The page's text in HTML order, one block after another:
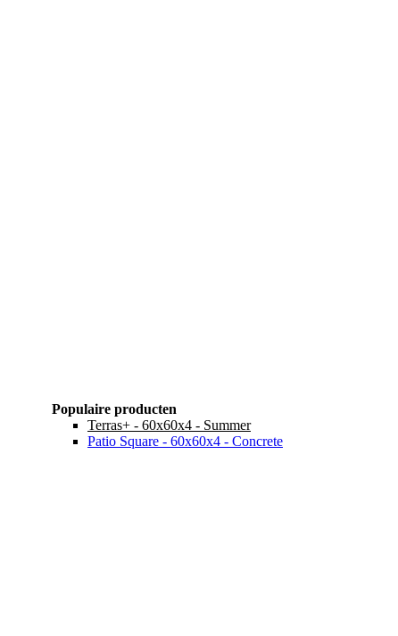
Populaire producten
Terras+ - 60x60x4 - Summer
Patio Square - 60x60x4 - Concrete